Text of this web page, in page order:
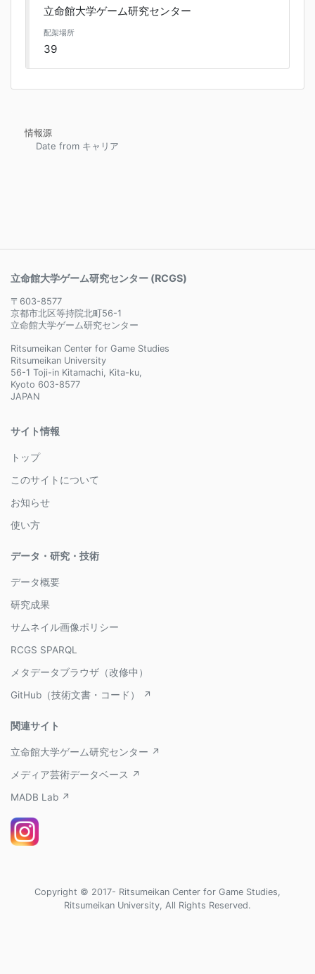
立命館大学ゲーム研究センター
配架場所
39
情報源
Date from キャリア
立命館大学ゲーム研究センター (RCGS)
〒603-8577
京都市北区等持院北町56-1
立命館大学ゲーム研究センター
Ritsumeikan Center for Game Studies
Ritsumeikan University
56-1 Toji-in Kitamachi, Kita-ku,
Kyoto 603-8577
JAPAN
サイト情報
トップ
このサイトについて
お知らせ
使い方
データ・研究・技術
データ概要
研究成果
サムネイル画像ポリシー
RCGS SPARQL
メタデータブラウザ（改修中）
GitHub（技術文書・コード） ↗
関連サイト
立命館大学ゲーム研究センター ↗
メディア芸術データベース ↗
MADB Lab ↗
Copyright © 2017- Ritsumeikan Center for Game Studies,
Ritsumeikan University, All Rights Reserved.